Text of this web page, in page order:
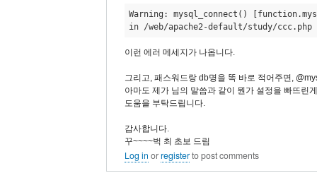
Warning: mysql_connect()
in /web/apache2-default/study/
이런 에러 메세지가 나옵니다.
그리고, 패스워드랑 db명을 똑 바로 적어주면,
아마도 제가 님의 말씀과 같이 뭔가 설정을 빠뜨린
도움을 부탁드립니다.
감사합니다.
꾸~~~~벅 최 초보 드림
Log in orregisterto post comments